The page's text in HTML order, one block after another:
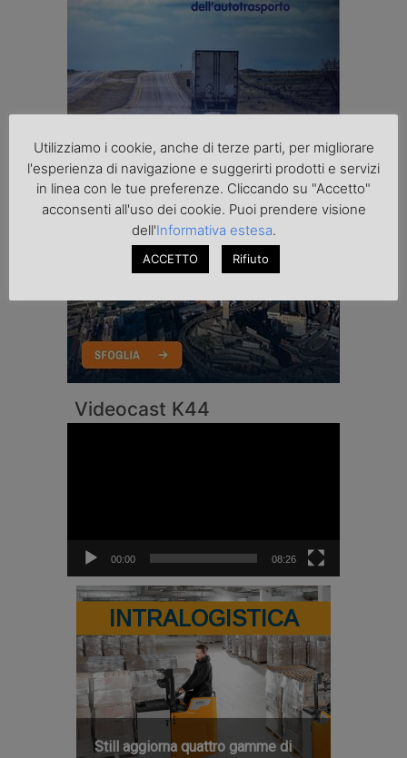
Videocast K44
00:00 08:26
INTRALOGISTICA
Still aggiorna quattro gamme di
Utilizziamo i cookie, anche di terze parti, per migliorare
l'esperienza di navigazione e suggerirti prodotti e servizi
in linea con le tue preferenze. Cliccando su "Accetto"
acconsenti all'uso dei cookie. Puoi prendere visione
dell'Informativa estesa.
ACCETTO Rifiuto